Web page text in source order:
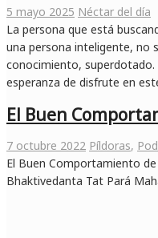
5 mayo 2025 Néctar del día
La persona que está
una persona inteligente, no
conocimiento, superdotado.
esperanza de disfrute en
El Buen
7 octubre 2022 Píldoras,
El Buen Comportamiento
Bhaktivedanta Tat Pará